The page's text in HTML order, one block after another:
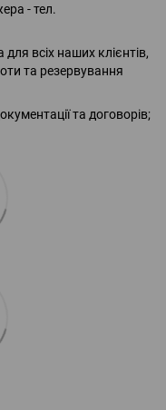
- тел.
всіх наших клієнтів,
та резервування
та договорів;